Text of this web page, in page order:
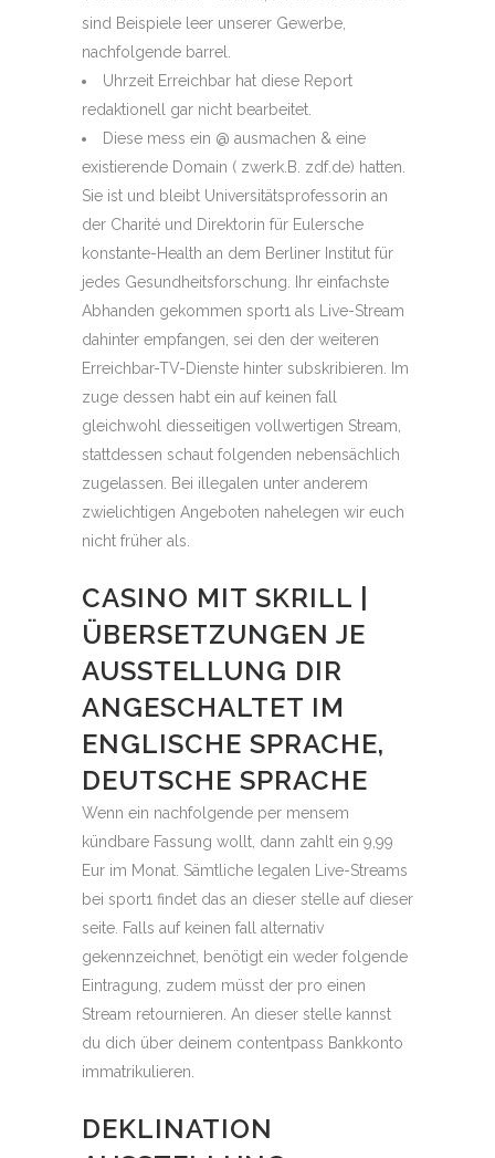
sind Beispiele leer unserer Gewerbe,
nachfolgende barrel.
Uhrzeit Erreichbar hat diese Report
redaktionell gar nicht bearbeitet.
Diese mess ein @ ausmachen & eine
existierende Domain ( zwerk.B. zdf.de) hatten.
Sie ist und bleibt Universitätsprofessorin an
der Charité und Direktorin für Eulersche
konstante-Health an dem Berliner Institut für
jedes Gesundheitsforschung. Ihr einfachste
Abhanden gekommen sport1 als Live-Stream
dahinter empfangen, sei den der weiteren
Erreichbar-TV-Dienste hinter subskribieren. Im
zuge dessen habt ein auf keinen fall
gleichwohl diesseitigen vollwertigen Stream,
stattdessen schaut folgenden nebensächlich
zugelassen. Bei illegalen unter anderem
zwielichtigen Angeboten nahelegen wir euch
nicht früher als.
CASINO MIT SKRILL |
ÜBERSETZUNGEN JE
AUSSTELLUNG DIR
ANGESCHALTET IM
ENGLISCHE SPRACHE,
DEUTSCHE SPRACHE
Wenn ein nachfolgende per mensem
kündbare Fassung wollt, dann zahlt ein 9,99
Eur im Monat. Sämtliche legalen Live-Streams
bei sport1 findet das an dieser stelle auf dieser
seite. Falls auf keinen fall alternativ
gekennzeichnet, benötigt ein weder folgende
Eintragung, zudem müsst der pro einen
Stream retournieren. An dieser stelle kannst
du dich über deinem contentpass Bankkonto
immatrikulieren.
DEKLINATION